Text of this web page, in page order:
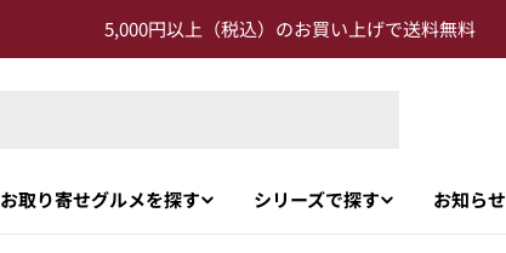
5,000円以上（税込）のお買い上げで送料無料
お取り寄せグルメを探す シリーズで探す お知らせ